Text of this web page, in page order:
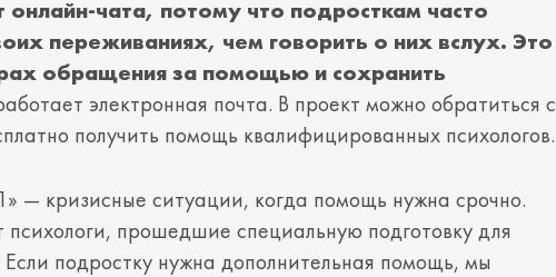
чата, потому что подросткам часто
переживаниях, чем говорить о них вслух. Это
обращения за помощью и сохранить
электронная почта. В проект можно обратиться с
получить помощь квалифицированных психологов.
— кризисные ситуации, когда помощь нужна срочно.
психологи, прошедшие специальную подготовку для
подростку нужна дополнительная помощь, мы